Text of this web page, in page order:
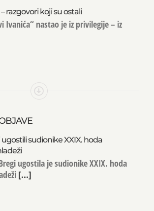
razgovori koji su ostali
Ivanića“ nastao je iz privilegije – iz
sudionike XXIX. hoda
ugostila je sudionike XXIX. hoda
[...]